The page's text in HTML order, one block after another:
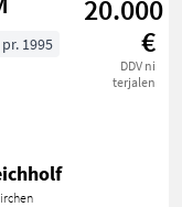
20.000
€
DDV ni
terjalen
pr. 1995